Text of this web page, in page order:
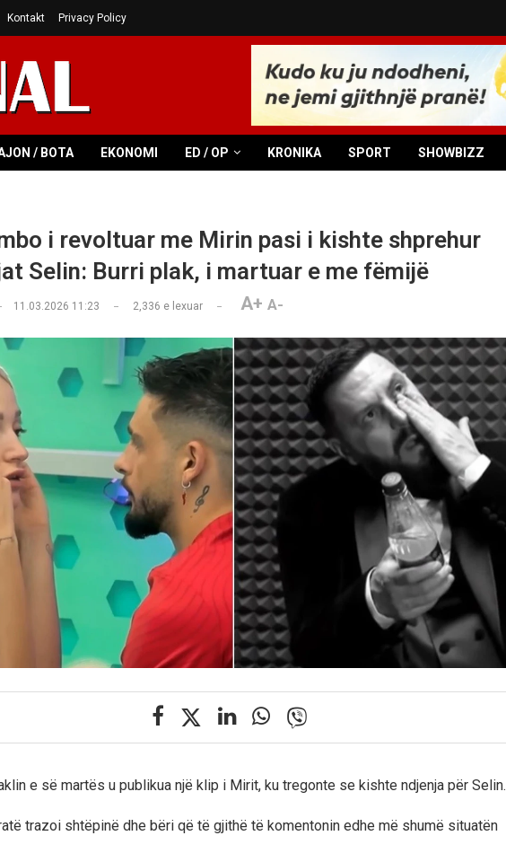
Kontakt Privacy Policy
/ BOTA EKONOMI ED / OP KRONIKA SPORT SHOWBIZZ
i revoltuar me Mirin pasi i kishte shprehur
Selin: Burri plak, i martuar e me fëmijë
11.03.2026 11:23 2,336 e lexuar A+ A-
e së martës u publikua një klip i Mirit, ku tregonte se kishte ndjenja për Selin.
trazoi shtëpinë dhe bëri që të gjithë të komentonin edhe më shumë situatën